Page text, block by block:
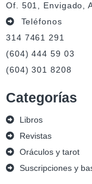
Of. 501, Envigado,
Teléfonos
314 7461 291
(604) 444 59 03
(604) 301 8208
Categorías
Libros
Revistas
Oráculos y tarot
Suscripciones y